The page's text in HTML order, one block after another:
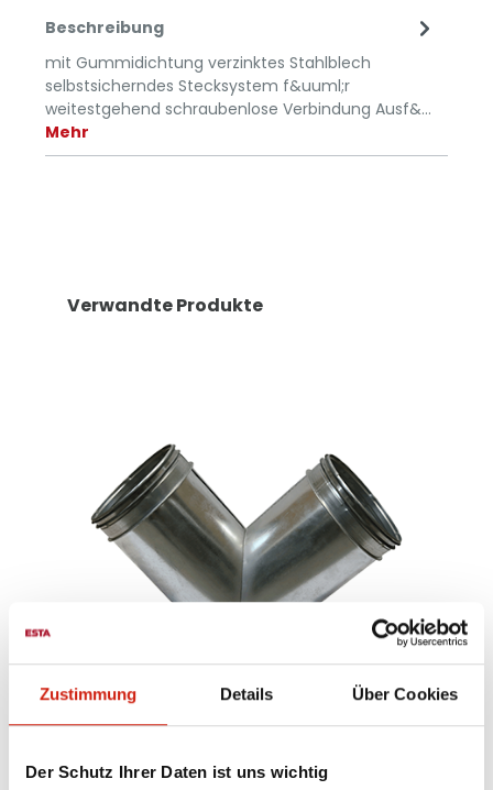
Zustimmung Details Über Cookies
Der Schutz Ihrer Daten ist uns wichtig
Beschreibung
mit Gummidichtung verzinktes Stahlblech
selbstsicherndes Stecksystem f&uuml;r
weitestgehend schraubenlose Verbindung Ausf&…
Mehr
Verwandte Produkte
Zweiweg-Verteiler